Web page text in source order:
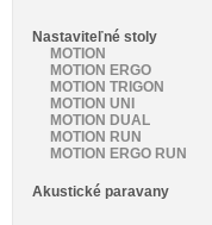
Nastaviteľné stoly
MOTION
MOTION ERGO
MOTION TRIGON
MOTION UNI
MOTION DUAL
MOTION RUN
MOTION ERGO RUN
Akustické paravany